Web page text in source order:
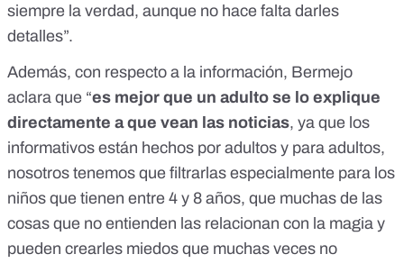
siempre la verdad, aunque no hace falta darles
detalles”.
Además, con respecto a la información, Bermejo
aclara que “es mejor que un adulto se lo explique
directamente a que vean las noticias, ya que los
informativos están hechos por adultos y para adultos,
nosotros tenemos que filtrarlas especialmente para los
niños que tienen entre 4 y 8 años, que muchas de las
cosas que no entienden las relacionan con la magia y
pueden crearles miedos que muchas veces no